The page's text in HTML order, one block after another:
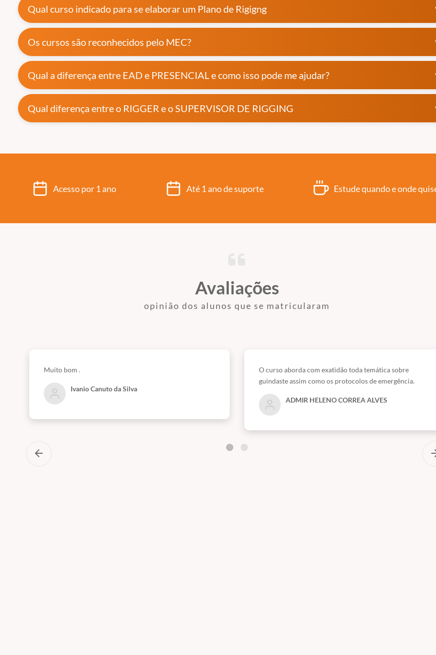
Qual curso indicado para se elaborar um Plano de Rigigng
Os cursos são reconhecidos pelo MEC?
Qual a diferença entre EAD e PRESENCIAL e como isso pode me ajudar?
Qual diferença entre o RIGGER e o SUPERVISOR DE RIGGING
Acesso por 1 ano Até 1 ano de suporte Estude quando e onde
Avaliações
opinião dos alunos que se matricularam
Muito bom .
Ivanio Canuto da Silva
O curso aborda com exatidão toda temática sobre
guindaste assim como os protocolos de emergência.
ADMIR HELENO CORREA ALVES